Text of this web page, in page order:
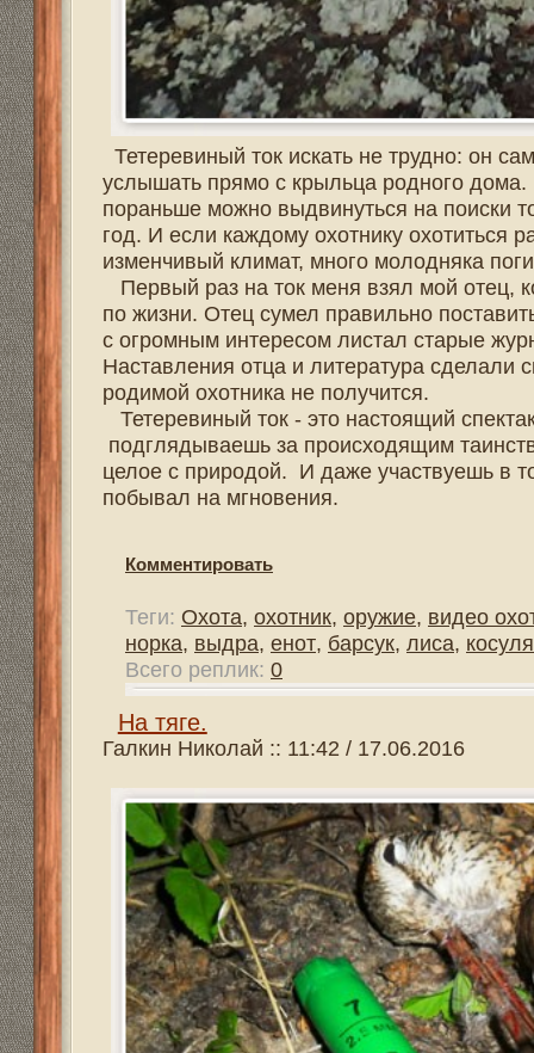
Теги: косуля,лиса, барсук ,енот,выдра,норка,бобер
видео охота,оружие,охотник,Охота
Всего реплик: 0
По Шалице-реке.
Галкин Николай :: 09:11 / 21.04.2016
проводили с товарищем Володей в тайге, и на озере.
потом пешком возвращались домой. Лодка стояла на
взрослые бывалые охотники и рыбаки. Вечерами в
рыбалки. Иногда собиралось до восьми человек,
время попадались на крючок часто. Осенью
собирали ягоды. Банька стояла на берегу, тут же
на водную гладь. Вся эта красота заманила со
школу.
постоянно, зарабатывали на обновки, на бензин и
дорого.
Комментировать
Теги: косуля лиса,барсук,енот,выдра,норка,бобер
видео охота, оружие,охотник,Охота
Всего реплик: 0
Охота "на реву".
Галкин Николай :: 11:40 / 08.03.2016